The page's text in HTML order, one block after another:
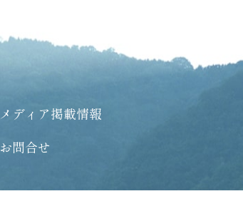
メディア掲載情報
お問合せ